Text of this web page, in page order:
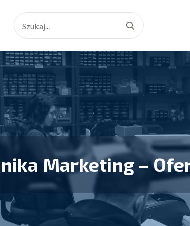
for:
Marketing –